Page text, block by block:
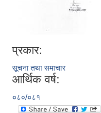
प्रकार:
सूचना तथा समाचार
आर्थिक वर्ष:
०८०/०८१